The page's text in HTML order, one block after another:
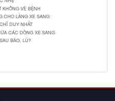
VẼ BỆNH
CHO LÀNG XE SANG
DUY NHẤT
CÁC DÒNG XE SANG
BÃO, LŨ?